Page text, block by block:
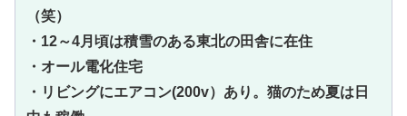
（笑）
・12～4月頃は積雪のある東北の田舎に在住
・オール電化住宅
・リビングにエアコン(200v）あり。猫のため夏は日